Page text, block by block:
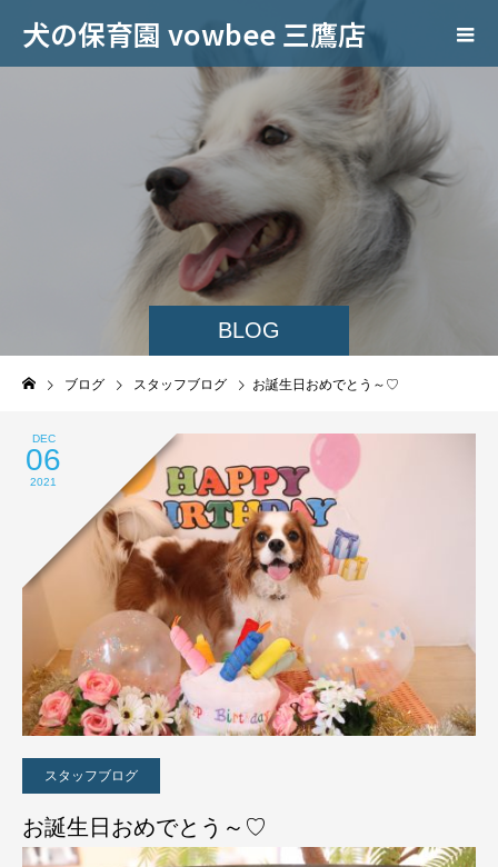
犬の保育園 vowbee 三鷹店
BLOG
ブログ スタッフブログ お誕生日おめでとう～♡
DEC
06
2021
スタッフブログ
お誕生日おめでとう～♡